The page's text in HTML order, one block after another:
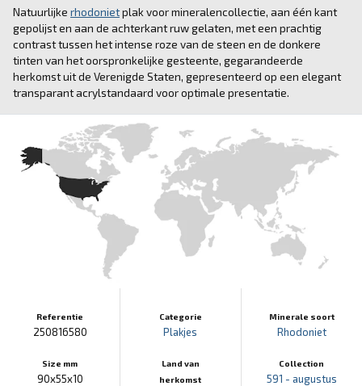
Natuurlijke rhodonietplak voor mineralencollectie, aan één kant
gepolijst en aan de achterkant ruw gelaten, met een prachtig
contrast tussen het intense roze van de steen en de donkere
tinten van het oorspronkelijke gesteente, gegarandeerde
herkomst uit de Verenigde Staten, gepresenteerd op een elegant
transparant acrylstandaard voor optimale presentatie.
Referentie
250816580
Size mm
90x55x10
Categorie
Plakjes
Land van
herkomst
Minerale soort
Rhodoniet
Collection
591 - augustus